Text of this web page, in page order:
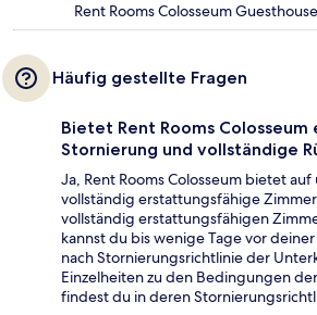
Rent Rooms Colosseum
Häufig gestellte Fragen
Bietet Rent Rooms Colosseum
Stornierung und vollständige
Ja, Rent Rooms Colosseum bietet
vollständig erstattungsfähige
vollständig erstattungsfähigen
kannst du bis wenige Tage vor
nach Stornierungsrichtlinie der
Einzelheiten zu den Bedingungen
findest du in deren